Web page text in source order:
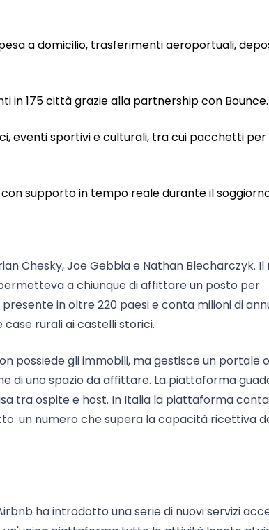
a domicilio, trasferimenti aeroportuali,
in 175 città grazie alla partnership con Bounce.
eventi sportivi e culturali, tra cui pacchetti per
supporto in tempo reale durante il
Chesky, Joe Gebbia e Nathan Blecharczyk. Il
a chiunque di affittare un posto per
in oltre 220 paesi e conta milioni di
rurali ai castelli storici.
possiede gli immobili, ma gestisce un portale
di uno spazio da affittare. La piattaforma
tra ospite e host. In Italia la piattaforma
un numero che supera la capacità ricettiva
ha introdotto una serie di nuovi servizi